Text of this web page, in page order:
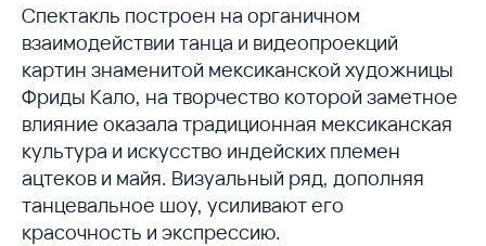
Спектакль построен на органичном
взаимодействии танца и видеопроекций
картин знаменитой мексиканской художницы
Фриды Кало, на творчество которой заметное
влияние оказала традиционная мексиканская
культура и искусство индейских племен
ацтеков и майя. Визуальный ряд, дополняя
танцевальное шоу, усиливают его
красочность и экспрессию.